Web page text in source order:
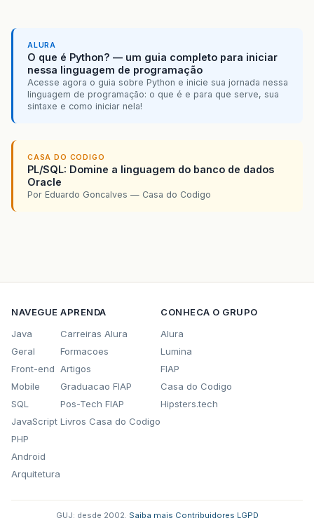
ALURA
O que é Python? — um guia completo para iniciar
nessa linguagem de programação
Acesse agora o guia sobre Python e inicie sua jornada nessa
linguagem de programação: o que é e para que serve, sua
sintaxe e como iniciar nela!
CASA DO CODIGO
PL/SQL: Domine a linguagem do banco de dados
Oracle
Por Eduardo Goncalves — Casa do Codigo
NAVEGUE
Java
Geral
Front-end
Mobile
SQL
JavaScript
PHP
Android
Arquitetura
APRENDA
Carreiras Alura
Formacoes
Artigos
Graduacao FIAP
Pos-Tech FIAP
Livros Casa do Codigo
CONHECA O GRUPO
Alura
Lumina
FIAP
Casa do Codigo
Hipsters.tech
GUJ: desde 2002. Saiba mais Contribuidores LGPD